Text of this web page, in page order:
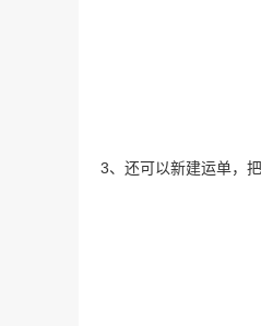
3、还可以新建运单，